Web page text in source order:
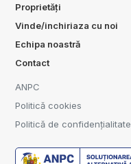
Proprietăți
Vinde/inchiriaza cu noi
Echipa noastră
Contact
ANPC
Politică cookies
Politică de confidențialitate